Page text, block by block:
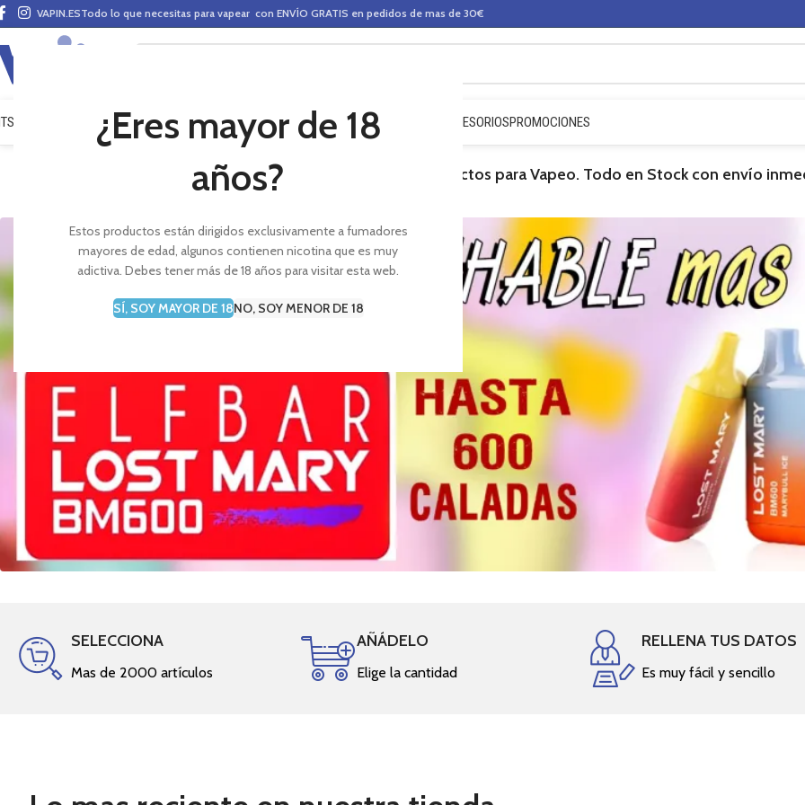
¿Eres mayor de 18
años?
Estos productos están dirigidos exclusivamente a fumadores
mayores de edad, algunos contienen nicotina que es muy
adictiva. Debes tener más de 18 años para visitar esta web.
SÍ, SOY MAYOR DE 18NO, SOY MENOR DE 18
VAPIN.ESTodo lo que necesitas para vapear con ENVÍO GRATIS en pedidos de mas de 30€
VAPEO MODS CLAROMIZADORES BASES Y AROMAS (ALQUIMIA) ACCESORIOSPROMOCIONES
Amplia variedad en Productos para Vapeo. Todo en Stock con envío
SELECCIONA
Mas de 2000 artículos
AÑÁDELO
Elige la cantidad
RELLENA TUS DATOS
Es muy fácil y sencillo